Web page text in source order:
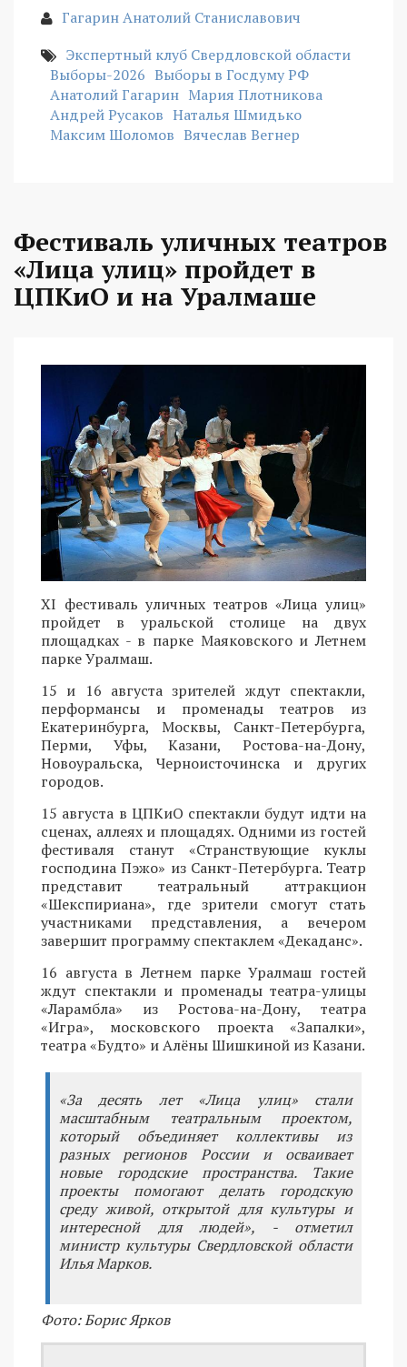
Гагарин Анатолий Станиславович
Экспертный клуб Свердловской области
Выборы-2026 Выборы в Госдуму РФ
Анатолий Гагарин Мария Плотникова
Андрей Русаков Наталья Шмидько
Максим Шоломов Вячеслав Вегнер
Фестиваль уличных театров
«Лица улиц» пройдет в
ЦПКиО и на Уралмаше
XI фестиваль уличных театров «Лица улиц»
пройдет в уральской столице на двух
площадках - в парке Маяковского и Летнем
парке Уралмаш.
15 и 16 августа зрителей ждут спектакли,
перформансы и променады театров из
Екатеринбурга, Москвы, Санкт-Петербурга,
Перми, Уфы, Казани, Ростова-на-Дону,
Новоуральска, Черноисточинска и других
городов.
15 августа в ЦПКиО спектакли будут идти на
сценах, аллеях и площадях. Одними из гостей
фестиваля станут «Странствующие куклы
господина Пэжо» из Санкт-Петербурга. Театр
представит театральный аттракцион
«Шекспириана», где зрители смогут стать
участниками представления, а вечером
завершит программу спектаклем «Декаданс».
16 августа в Летнем парке Уралмаш гостей
ждут спектакли и променады театра-улицы
«Ларамбла» из Ростова-на-Дону, театра
«Игра», московского проекта «Запалки»,
театра «Будто» и Алёны Шишкиной из Казани.
«За десять лет «Лица улиц» стали
масштабным театральным проектом,
который объединяет коллективы из
разных регионов России и осваивает
новые городские пространства. Такие
проекты помогают делать городскую
среду живой, открытой для культуры и
интересной для людей», - отметил
министр культуры Свердловской области
Илья Марков.
Фото: Борис Ярков